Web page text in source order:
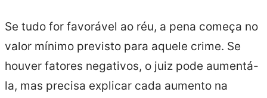
Se tudo for favorável ao réu, a pena começa no
valor mínimo previsto para aquele crime. Se
houver fatores negativos, o juiz pode aumentá-
la, mas precisa explicar cada aumento na